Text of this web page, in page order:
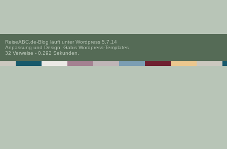
ReiseABC.de-Blog läuft unter Wordpress 5.7.14
Anpassung und Design: Gabis Wordpress-Templates
32 Verweise - 0,292 Sekunden.